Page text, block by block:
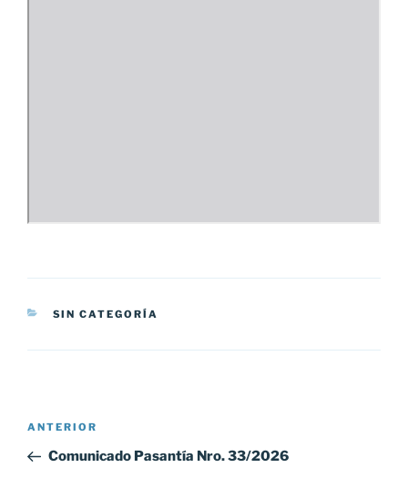
CATEGORÍAS
SIN CATEGORÍA
Navegación
entradas
Entrada
anterior:
ANTERIOR
Comunicado Pasantía Nro. 33/2026